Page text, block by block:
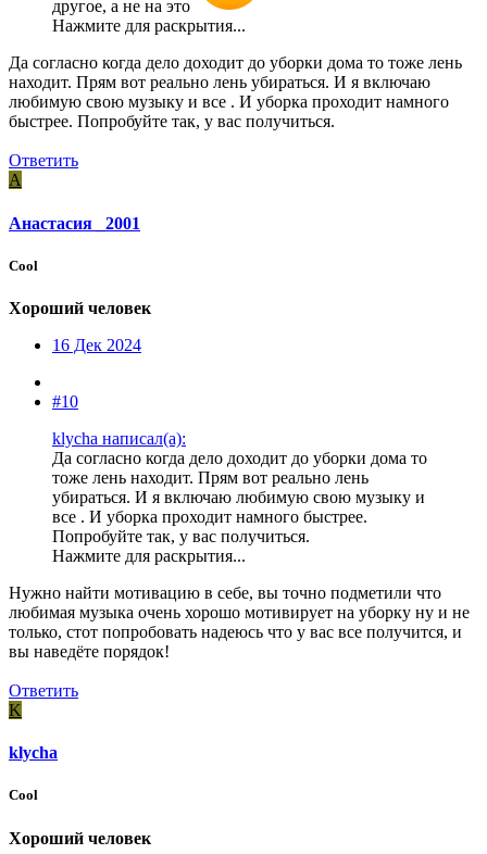
другое, а не на это
Нажмите для раскрытия...
Да согласно когда дело доходит до уборки дома то тоже лень
находит. Прям вот реально лень убираться. И я включаю
любимую свою музыку и все . И уборка проходит намного
быстрее. Попробуйте так, у вас получиться.
Ответить
А
Анастасия _2001
Cool
Хороший человек
16 Дек 2024
#10
klycha написал(а):
Да согласно когда дело доходит до уборки дома то
тоже лень находит. Прям вот реально лень
убираться. И я включаю любимую свою музыку и
все . И уборка проходит намного быстрее.
Попробуйте так, у вас получиться.
Нажмите для раскрытия...
Нужно найти мотивацию в себе, вы точно подметили что
любимая музыка очень хорошо мотивирует на уборку ну и не
только, стот попробовать надеюсь что у вас все получится, и
вы наведёте порядок!
Ответить
K
klycha
Cool
Хороший человек